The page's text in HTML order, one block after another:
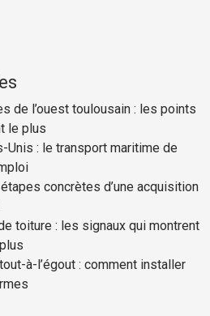
de l’ouest toulousain : les points
le plus
Unis : le transport maritime de
concrètes d’une acquisition
toiture : les signaux qui montrent
à-l’égout : comment installer